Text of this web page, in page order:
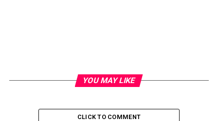
YOU MAY LIKE
CLICK TO COMMENT